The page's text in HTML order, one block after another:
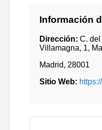
Información
Dirección: C.
Villamagna, 1,
Madrid, 28001
Sitio Web: